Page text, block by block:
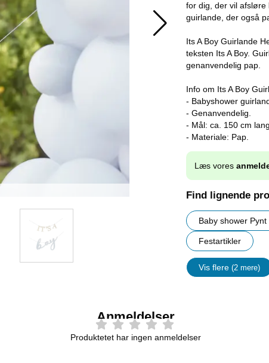
for dig, der vil afsløre
guirlande, der også
Its A Boy Guirlande
teksten Its A Boy.
genanvendelig pap.
Info om Its A Boy
- Babyshower
- Genanvendelig.
- Mål: ca. 150 cm
- Materiale: Pap.
Læs vores
Find lignende
Baby shower Pynt
Festartikler
Vis flere (2 mere)
Anmeldelser
Produktetet har ingen anmeldelser